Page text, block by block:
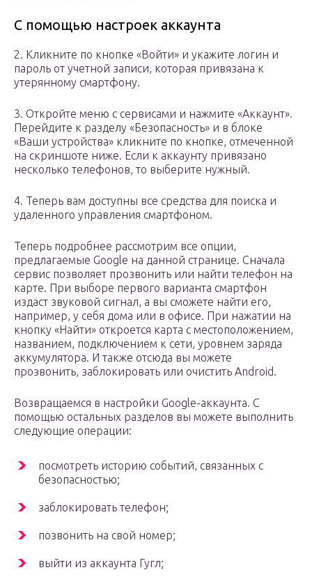
С помощью настроек аккаунта
2. Кликните по кнопке «Войти» и укажите логин и
пароль от учетной записи, которая привязана к
утерянному смартфону.
3. Откройте меню с сервисами и нажмите «Аккаунт».
Перейдите к разделу «Безопасность» и в блоке
«Ваши устройства» кликните по кнопке, отмеченной
на скриншоте ниже. Если к аккаунту привязано
несколько телефонов, то выберите нужный.
4. Теперь вам доступны все средства для поиска и
удаленного управления смартфоном.
Теперь подробнее рассмотрим все опции,
предлагаемые Google на данной странице. Сначала
сервис позволяет прозвонить или найти телефон на
карте. При выборе первого варианта смартфон
издаст звуковой сигнал, а вы сможете найти его,
например, у себя дома или в офисе. При нажатии на
кнопку «Найти» откроется карта с местоположением,
названием, подключением к сети, уровнем заряда
аккумулятора. И также отсюда вы можете
прозвонить, заблокировать или очистить Android.
Возвращаемся в настройки Google-аккаунта. С
помощью остальных разделов вы можете выполнить
следующие операции:
посмотреть историю событий, связанных с
безопасностью;
заблокировать телефон;
позвонить на свой номер;
выйти из аккаунта Гугл;